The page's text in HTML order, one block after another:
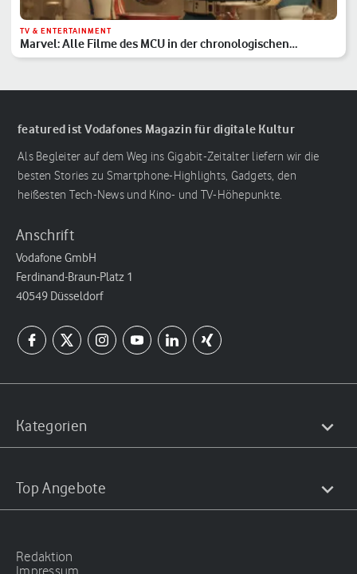
TV & ENTERTAINMENT
Marvel: Alle Filme des MCU in der chronologischen
Reihenfolge
featured ist Vodafones Magazin für digitale Kultur
Als Begleiter auf dem Weg ins Gigabit-Zeitalter liefern wir die
besten Stories zu Smartphone-Highlights, Gadgets, den
heißesten Tech-News und Kino- und TV-Höhepunkte.
Anschrift
Vodafone GmbH
Ferdinand-Braun-Platz 1
40549 Düsseldorf
Kategorien
Top Angebote
Redaktion